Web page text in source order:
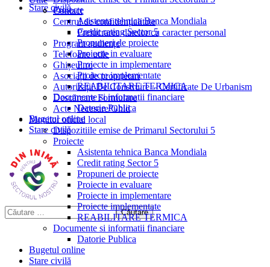
Stare civilă
Proiecte
Asistenta tehnica Banca Mondiala
Credit rating Sector 5
Propuneri de proiecte
Proiecte in evaluare
Proiecte in implementare
Proiecte implementate
REABILITARE TERMICA
Documente si informatii financiare
Datorie Publica
Bugetul online
Stare civilă
Contact
Centrul de confidențialitate
Prelucrarea datelor cu caracter personal
Program audiențe
Telefoane utile
Ghișeul.ro
Asociații de proprietari
Autorizații De Construire – Certificate De Urbanism
Descărcare Formulare
Acte Necesare/Ghid
Monitor oficial local
Dispozitiile emise de Primarul Sectorului 5
Proiecte
Asistenta tehnica Banca Mondiala
Credit rating Sector 5
Propuneri de proiecte
Proiecte in evaluare
Proiecte in implementare
Proiecte implementate
REABILITARE TERMICA
Documente si informatii financiare
Datorie Publica
Bugetul online
Stare civilă